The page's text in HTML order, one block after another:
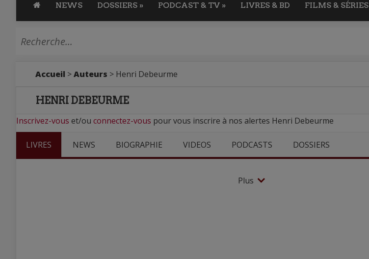
NEWS DOSSIERS » PODCAST & TV » LIVRES & BD FILMS & SÉRIES
Accueil >Auteurs > Henri Debeurme
HENRI DEBEURME
Inscrivez-vous et/ou connectez-vous pour vous inscrire à nos alertes Henri Debeurme
LIVRES NEWS BIOGRAPHIE VIDEOS PODCASTS DOSSIERS
Plus